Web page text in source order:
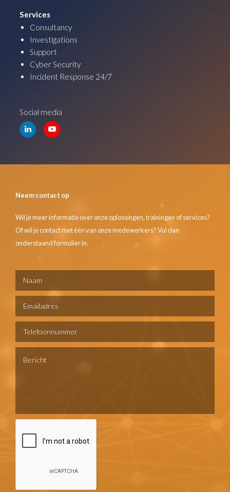
Services
Consultancy
Investigations
Support
Cyber Security
Incident Response 24/7
Social media
Neem contact op
Wil je meer informatie over onze oplossingen, trainingen of services?
Of wil je contact met één van onze medewerkers? Vul dan
onderstaand formulier in.